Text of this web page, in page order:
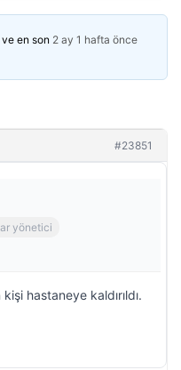
en son 2 ay 1 hafta önce
#23851
yönetici
kişi hastaneye kaldırıldı.